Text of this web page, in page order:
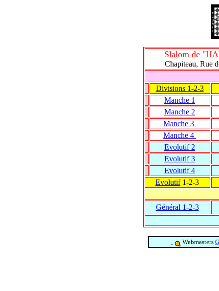
Slalom de
Chapiteau, Rue
Divisions 1-2-3
Manche 1
Manche 2
Manche 3
Manche 4
Evolutif 2
Evolutif 3
Evolutif 4
Evolutif1-2-3
Général 1-2-3
Webmasters